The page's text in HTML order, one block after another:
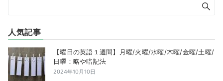
人気記事
【曜日の英語１週間】月曜/火曜/水曜/木曜/金曜/土曜/
日曜：略や暗記法
2024年10月10日